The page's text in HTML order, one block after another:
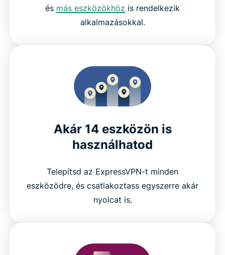
és más eszközökhöz is rendelkezik
alkalmazásokkal.
Akár 14 eszközön is
használhatod
Telepítsd az ExpressVPN-t minden
eszközödre, és csatlakoztass egyszerre akár
nyolcat is.